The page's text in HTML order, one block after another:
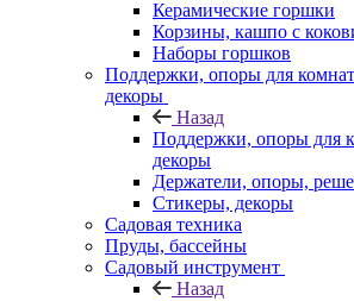
Керамические горшки
Корзины, кашпо с
Наборы горшков
Поддержки, опоры для
декоры
Назад
Поддержки, опоры для
декоры
Держатели, опоры,
Стикеры, декоры
Садовая техника
Пруды, бассейны
Садовый инструмент
Назад